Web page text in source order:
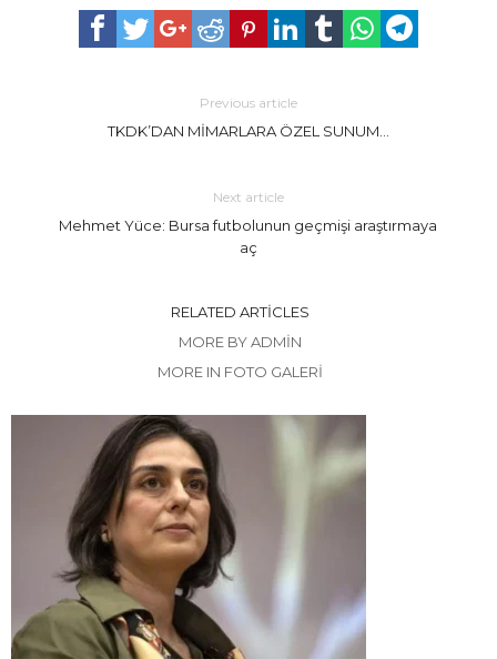
Previous article
TKDK’DAN MİMARLARA ÖZEL SUNUM…
Next article
Mehmet Yüce: Bursa futbolunun geçmişi araştırmaya
aç
RELATED ARTICLES
MORE BY ADMIN
MORE IN FOTO GALERİ